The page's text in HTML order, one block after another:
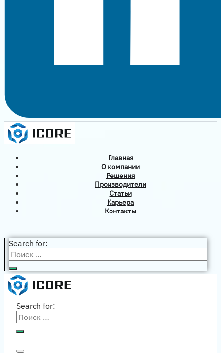
Главная
О компании
Решения
Производители
Статьи
Карьера
Контакты
Search for:
Search for: